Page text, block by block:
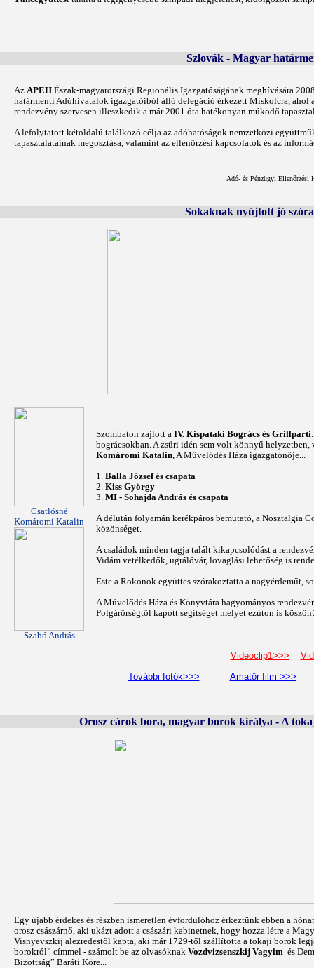
Szlovák - Magyar
Az APEH Észak-magyarországi Regionális Igazgatóságának meghívására
határmenti Adóhivatalok igazgatóiból álló delegáció érkezett Miskolcra, ahol
rendezvény szervesen illeszkedik a már 2001 óta hatékonyan működő
A lefolytatott kétoldalú találkozó célja az adóhatóságok nemzetközi
tapasztalatainak megosztása, valamint az ellenőrzési kapcsolatok és az
Adó- és Pénzügyi Ellenőrzési
Sokaknak nyújtott jó
Csatlósné
Komáromi Katalin
Szabó András
Szombaton zajlott a IV. Kispataki Bogrács és Grillparti
bográcsokban. A zsűri idén sem volt könnyű
Komáromi Katalin, A Művelődés Háza igazgatónője...
1. Balla József és csapata
2. Kiss György
3. MI - Sohajda András és csapata
A délután folyamán kerékpáros bemutató, a Nosztalgia
közönséget.
A családok minden tagja talált kikapcsolódást a
Vidám vetélkedők, ugrálóvár, lovaglási lehetőség is
Este a Rokonok együttes szórakoztatta a nagyérdeműt,
A Művelődés Háza és Könyvtára hagyományos
Polgárőrségtől kapott segítséget melyet ezúton is
Videoclip1>>>
További fotók>>>
Amatőr film >>>
Orosz cárok bora, magyar borok királya - A
Egy újabb érdekes és részben ismeretlen évfordulóhoz érkeztünk ebben a
orosz császárnő, aki ukázt adott a császári kabinetnek, hogy hozza létre a
Visnyevszkij alezredestől kapta, aki már 1729-től szállította a tokaji borok
borokról” címmel - számolt be az olvasóknak Vozdvizsenszkij Vagyim és
Bizottság” Baráti Köre...